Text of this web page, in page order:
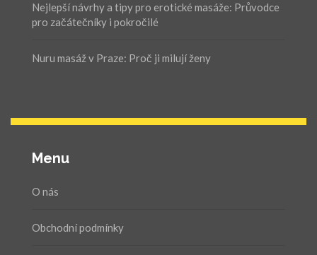
Nejlepší návrhy a tipy pro erotické masáže: Průvodce
pro začátečníky i pokročilé
Nuru masáž v Praze: Proč ji milují ženy
Menu
O nás
Obchodní podmínky